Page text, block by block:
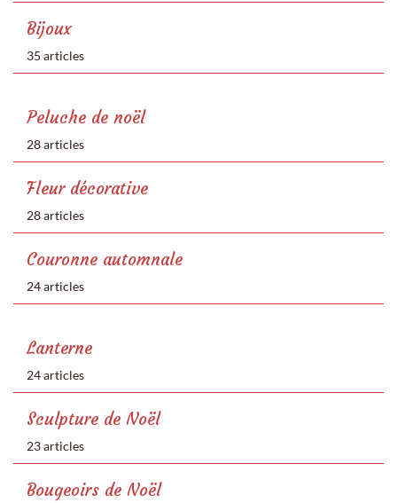
Bijoux
35 articles
Peluche de noël
28 articles
Fleur décorative
28 articles
Couronne automnale
24 articles
Lanterne
24 articles
Sculpture de Noël
23 articles
Bougeoirs de Noël